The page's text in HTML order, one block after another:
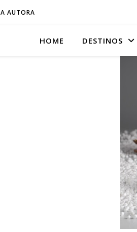
A AUTORA
HOME DESTINOS